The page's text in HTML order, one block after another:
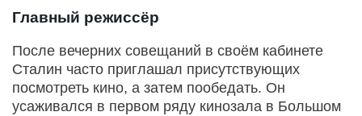
Главный режиссёр
После вечерних совещаний в своём кабинете
Сталин часто приглашал присутствующих
посмотреть кино, а затем пообедать. Он
усаживался в первом ряду кинозала в Большом